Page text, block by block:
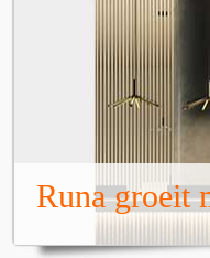
Runa groeit